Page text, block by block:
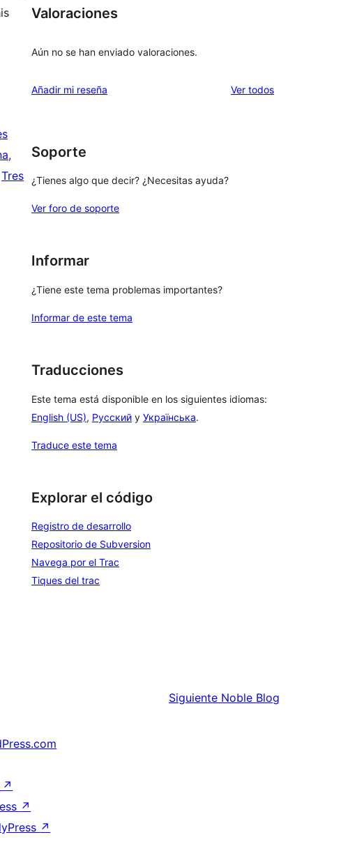
Tres
Valoraciones
Aún no se han enviado valoraciones.
Añadir mi reseña Ver todoslos
Soporte
¿Tienes algo que decir? ¿Necesitas ayuda?
Ver foro de soporte
Informar
¿Tiene este tema problemas importantes?
Informar de este tema
Traducciones
Este tema está disponible en los siguientes idiomas:
English (US), Русский y Українська.
Traduce este tema
Explorar el código
Registro de desarrollo
Repositorio de Subversion
Navega por el Trac
Tiques del trac
Siguiente Noble Blog
↗
↗
↗